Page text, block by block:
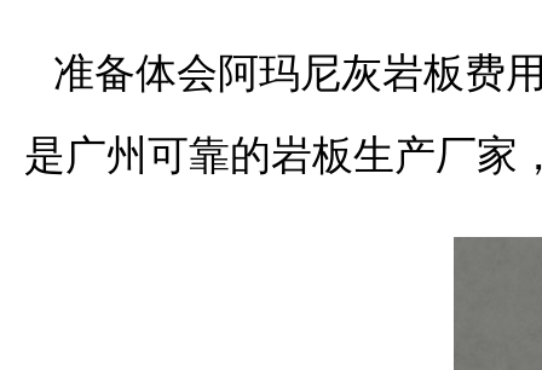
准备体会阿玛尼灰岩板费
是广州可靠的岩板生产厂家